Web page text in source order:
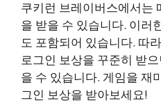
쿠키런 브레이버스에서는
을 받을 수 있습니다. 이러
도 포함되어 있습니다. 따
로그인 보상을 꾸준히 받
을 수 있습니다. 게임을 재
그인 보상을 받아보세요!